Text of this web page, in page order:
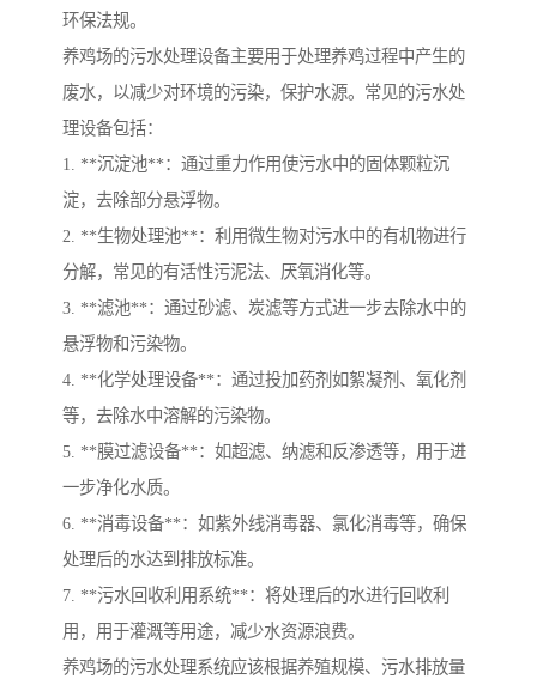
环保法规。
养鸡场的污水处理设备主要用于处理养鸡过程中产生的
废水，以减少对环境的污染，保护水源。常见的污水处
理设备包括：
1. **沉淀池**：通过重力作用使污水中的固体颗粒沉
淀，去除部分悬浮物。
2. **生物处理池**：利用微生物对污水中的有机物进行
分解，常见的有活性污泥法、厌氧消化等。
3. **滤池**：通过砂滤、炭滤等方式进一步去除水中的
悬浮物和污染物。
4. **化学处理设备**：通过投加药剂如絮凝剂、氧化剂
等，去除水中溶解的污染物。
5. **膜过滤设备**：如超滤、纳滤和反渗透等，用于进
一步净化水质。
6. **消毒设备**：如紫外线消毒器、氯化消毒等，确保
处理后的水达到排放标准。
7. **污水回收利用系统**：将处理后的水进行回收利
用，用于灌溉等用途，减少水资源浪费。
养鸡场的污水处理系统应该根据养殖规模、污水排放量